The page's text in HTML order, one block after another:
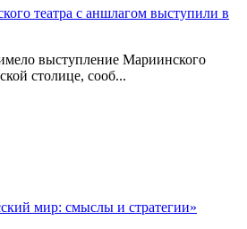
театра с аншлагом выступили в
выступление Мариинского
столице, сооб...
мир: смыслы и стратегии»